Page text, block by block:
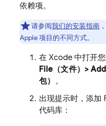
依赖项。
请参阅我们的安装指南
Apple 项目的不同方式。
在 Xcode 中打开
File（文件）>
包） 。
出现提示时，添加
代码库：